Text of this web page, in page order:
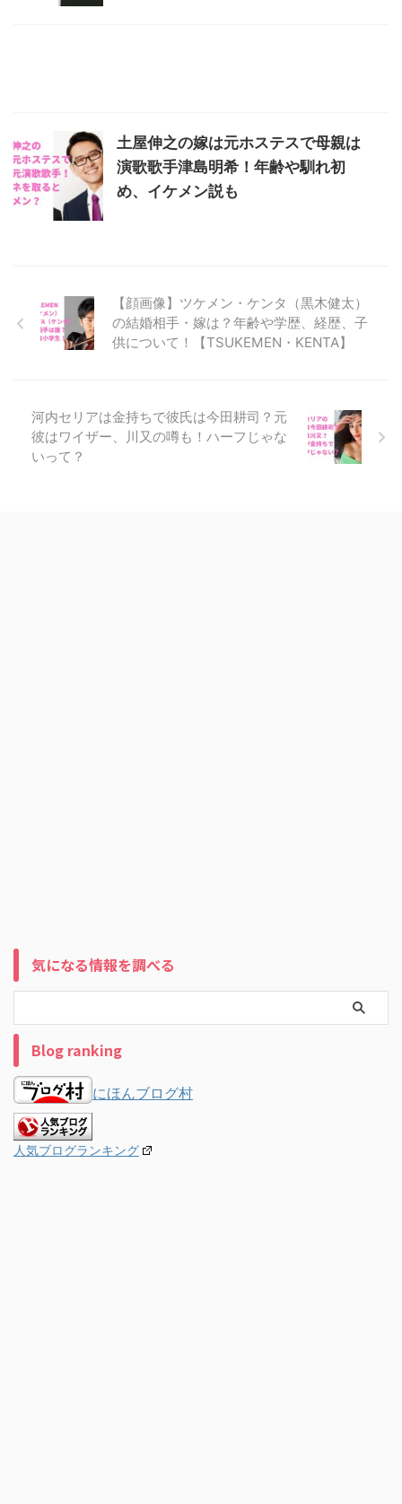
土屋伸之の嫁は元ホステスで母親は
演歌歌手津島明希！年齢や馴れ初
め、イケメン説も
【顔画像】ツケメン・ケンタ（黒木健太）
の結婚相手・嫁は？年齢や学歴、経歴、子
供について！【TSUKEMEN・KENTA】
河内セリアは金持ちで彼氏は今田耕司？元
彼はワイザー、川又の噂も！ハーフじゃな
いって？
気になる情報を調べる
Blog ranking
にほんブログ村
人気ブログランキング